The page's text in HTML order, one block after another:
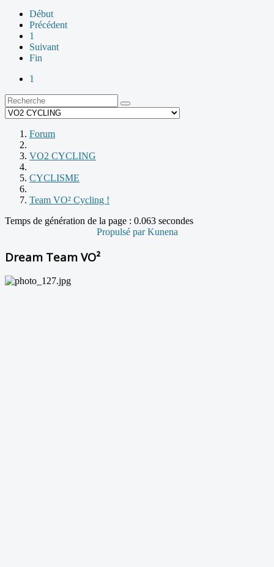
Début
Précédent
1
Suivant
Fin
1
Forum
VO2 CYCLING
CYCLISME
Team VO² Cycling !
Temps de génération de la page : 0.063 secondes
Propulsé parKunena
Dream Team VO²